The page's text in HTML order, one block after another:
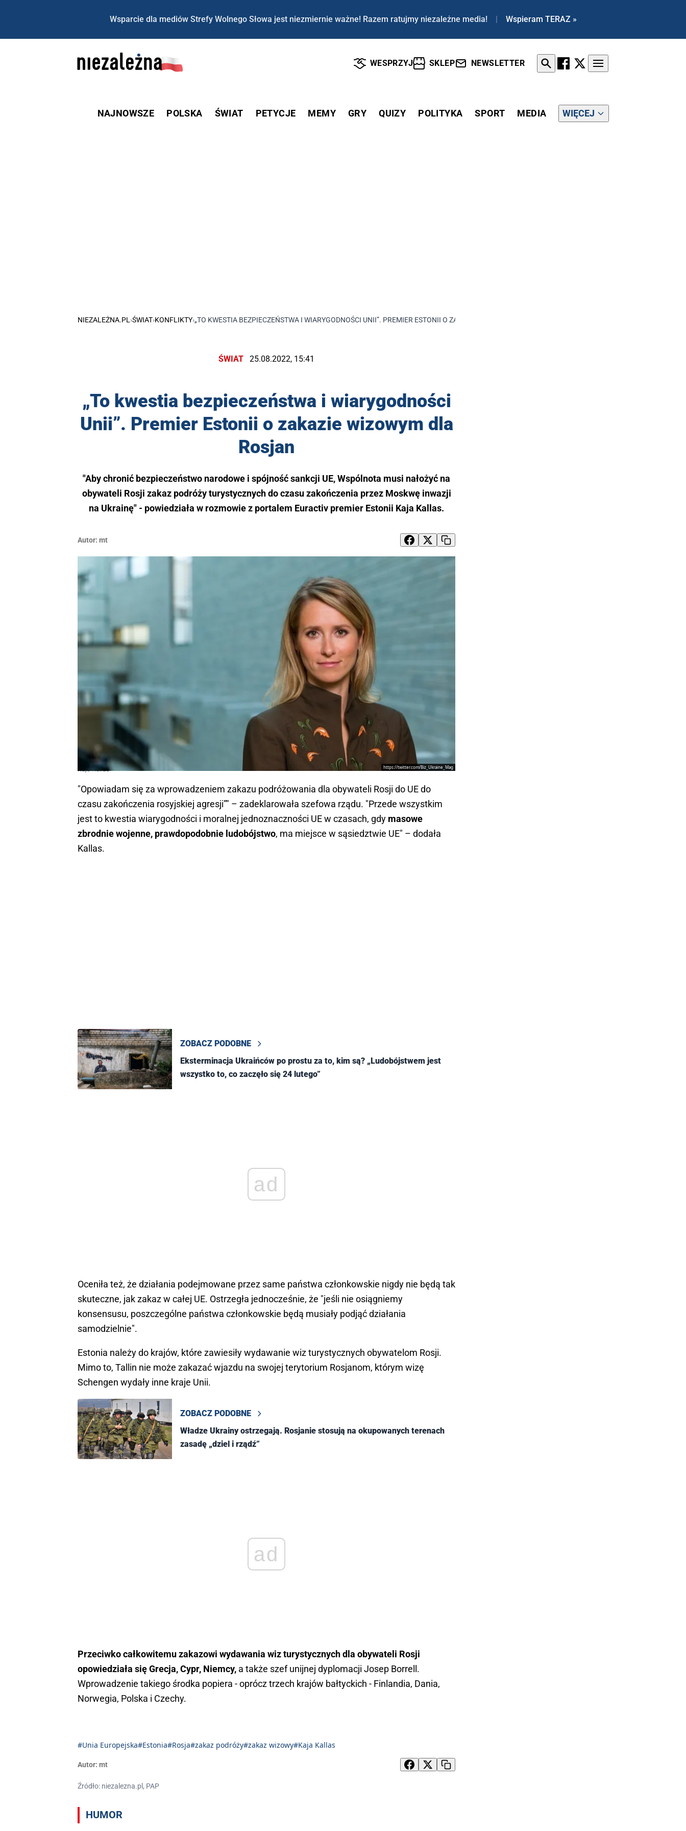
Wsparcie dla mediów Strefy Wolnego Słowa jest niezmiernie ważne! Razem ratujmy niezależne media! | Wspieram TERAZ »
WESPRZYJ SKLEP NEWSLETTER
NAJNOWSZE POLSKA ŚWIAT PETYCJE MEMY GRY QUIZY POLITYKA SPORT MEDIA WIĘCEJ
NIEZALEŻNA.PL ›ŚWIAT›KONFLIKTY›„TO KWESTIA BEZPIECZEŃSTWA I WIARYGODNOŚCI UNII”. PREMIER ESTONII O ZAKAZIE WIZOWYM DLA ROSJAN
ŚWIAT 25.08.2022, 15:41
„To kwestia bezpieczeństwa i wiarygodności
Unii”. Premier Estonii o zakazie wizowym dla
Rosjan
"Aby chronić bezpieczeństwo narodowe i spójność sankcji UE, Wspólnota musi nałożyć na
obywateli Rosji zakaz podróży turystycznych do czasu zakończenia przez Moskwę inwazji
na Ukrainę" - powiedziała w rozmowie z portalem Euractiv premier Estonii Kaja Kallas.
Autor: mt
https://twitter.com/Biz_Ukraine_Mag
Kaja Kallas
"Opowiadam się za wprowadzeniem zakazu podróżowania dla obywateli Rosji do UE do
czasu zakończenia rosyjskiej agresji”" – zadeklarowała szefowa rządu. "Przede wszystkim
jest to kwestia wiarygodności i moralnej jednoznaczności UE w czasach, gdy masowe
zbrodnie wojenne, prawdopodobnie ludobójstwo, ma miejsce w sąsiedztwie UE" – dodała
Kallas.
ZOBACZ PODOBNE
Eksterminacja Ukraińców po prostu za to, kim są? „Ludobójstwem jest
wszystko to, co zaczęło się 24 lutego”
ad
Oceniła też, że działania podejmowane przez same państwa członkowskie nigdy nie będą tak
skuteczne, jak zakaz w całej UE. Ostrzegła jednocześnie, że "jeśli nie osiągniemy
konsensusu, poszczególne państwa członkowskie będą musiały podjąć działania
samodzielnie".
Estonia należy do krajów, które zawiesiły wydawanie wiz turystycznych obywatelom Rosji.
Mimo to, Tallin nie może zakazać wjazdu na swojej terytorium Rosjanom, którym wizę
Schengen wydały inne kraje Unii.
ZOBACZ PODOBNE
Władze Ukrainy ostrzegają. Rosjanie stosują na okupowanych terenach
zasadę „dziel i rządź”
ad
Przeciwko całkowitemu zakazowi wydawania wiz turystycznych dla obywateli Rosji
opowiedziała się Grecja, Cypr, Niemcy, a także szef unijnej dyplomacji Josep Borrell.
Wprowadzenie takiego środka popiera - oprócz trzech krajów bałtyckich - Finlandia, Dania,
Norwegia, Polska i Czechy.
#Unia Europejska#Estonia#Rosja#zakaz podróży#zakaz wizowy#Kaja Kallas
Autor: mt
Źródło: niezalezna.pl, PAP
HUMOR